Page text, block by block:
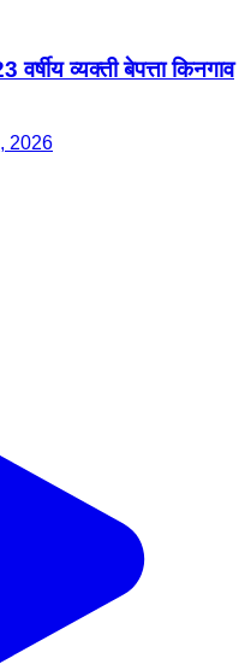
व्यक्ती बेपत्ता किनगाव
2026